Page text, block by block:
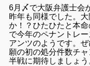
6月〆で大阪弁護士会
昨年も同様でした。
か！？ひたひたと本
で今年のペナントレ
アンツのようです。
願の初の処分件数チ
半戦に期待しましょう